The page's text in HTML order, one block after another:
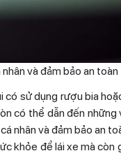
và đảm bảo an
có sử dụng rượu bia
có thể dẫn đến những
nhân và đảm bảo an
khỏe để lái xe mà còn